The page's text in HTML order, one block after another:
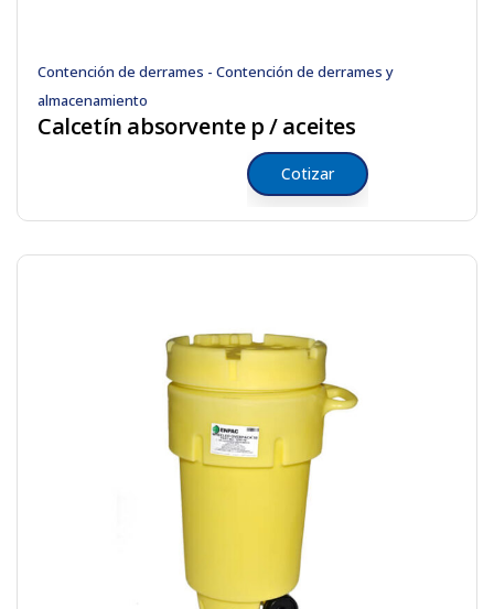
Contención de derrames - Contención de derrames y
almacenamiento
Calcetín absorvente p / aceites
Cotizar